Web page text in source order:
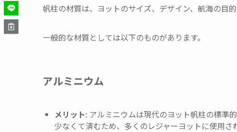
帆柱の材質は、ヨットのサイズ、デザイン、航海の目的
一般的な材質としては以下のものがあります。
アルミニウム
メリット: アルミニウムは現代のヨット帆柱の標準
少なくて済むため、多くのレジャーヨットに使用さ